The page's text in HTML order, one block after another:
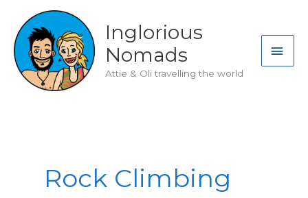
content
Inglorious
Nomads
Attie & Oli travelling the world
Rock Climbing